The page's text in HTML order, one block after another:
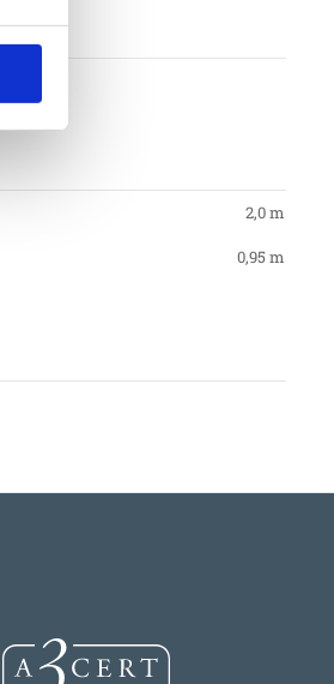
2,0 m
0,95 m